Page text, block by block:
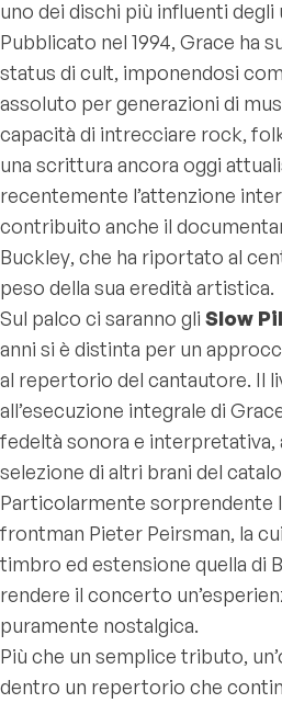
uno dei dischi più influenti degli
Pubblicato nel 1994, Grace ha
status di cult, imponendosi
assoluto per generazioni di
capacità di intrecciare rock,
una scrittura ancora oggi
recentemente l’attenzione
contribuito anche il
Buckley, che ha riportato al
peso della sua eredità artistica.
Sul palco ci saranno gli Slow
anni si è distinta per un
al repertorio del cantautore. Il
all’esecuzione integrale di
fedeltà sonora e interpretativa,
selezione di altri brani del
Particolarmente sorprendente
frontman Pieter Peirsman, la
timbro ed estensione quella di
rendere il concerto
puramente nostalgica.
Più che un semplice tributo,
dentro un repertorio che